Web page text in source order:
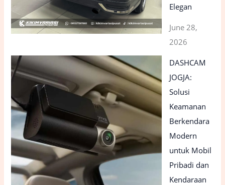
Elegan
June 28,
2026
DASHCAM
JOGJA:
Solusi
Keamanan
Berkendara
Modern
untuk Mobil
Pribadi dan
Kendaraan